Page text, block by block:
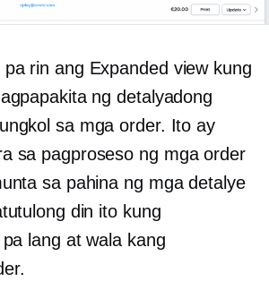
rin ang Expanded view kung
ng detalyadong
sa mga order. Ito ay
sa pagproseso ng mga order
sa pahina ng mga detalye
din ito kung
lang at wala kang